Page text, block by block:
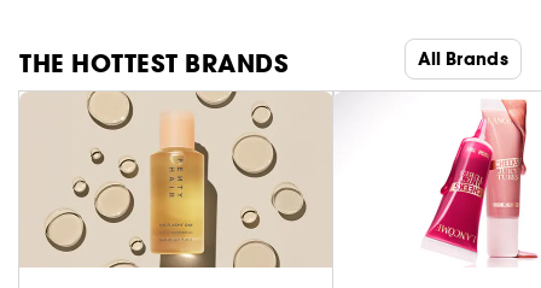
THE HOTTEST BRANDS All Brands